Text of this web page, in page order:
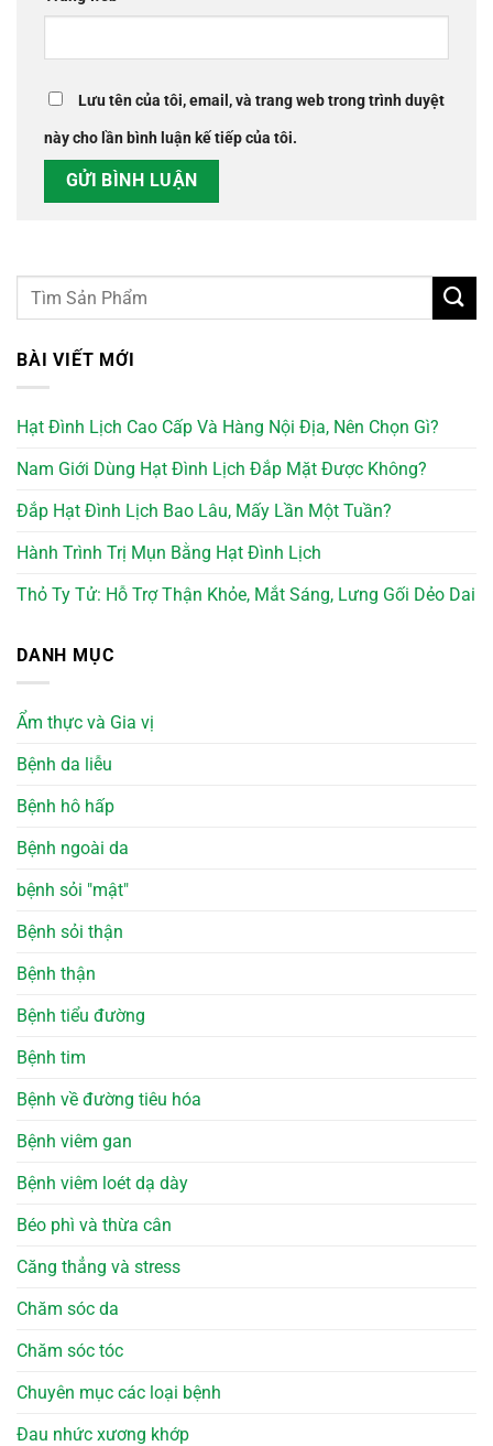
Lưu tên của tôi, email, và trang web trong trình duyệt
này cho lần bình luận kế tiếp của tôi.
BÀI VIẾT MỚI
Hạt Đình Lịch Cao Cấp Và Hàng Nội Địa, Nên Chọn Gì?
Nam Giới Dùng Hạt Đình Lịch Đắp Mặt Được Không?
Đắp Hạt Đình Lịch Bao Lâu, Mấy Lần Một Tuần?
Hành Trình Trị Mụn Bằng Hạt Đình Lịch
Thỏ Ty Tử: Hỗ Trợ Thận Khỏe, Mắt Sáng, Lưng Gối Dẻo Dai
DANH MỤC
Ẩm thực và Gia vị
Bệnh da liễu
Bệnh hô hấp
Bệnh ngoài da
bệnh sỏi "mật"
Bệnh sỏi thận
Bệnh thận
Bệnh tiểu đường
Bệnh tim
Bệnh về đường tiêu hóa
Bệnh viêm gan
Bệnh viêm loét dạ dày
Béo phì và thừa cân
Căng thẳng và stress
Chăm sóc da
Chăm sóc tóc
Chuyên mục các loại bệnh
Đau nhức xương khớp